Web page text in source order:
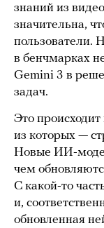
знаний из
значительна,
пользователи.
в бенчмарках
Gemini 3 в
задач.
Это
из которых —
Новые ИИ-
чем
С какой-то
и,
обновленная